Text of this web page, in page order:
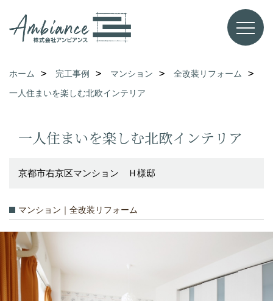
ホーム 完工事例 マンション
全改装リフォーム
一人住まいを楽しむ北欧インテリア
一人住まいを楽しむ北欧インテリア
京都市右京区マンション Ｈ様邸
マンション｜全改装リフォーム